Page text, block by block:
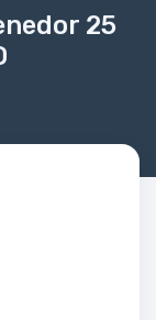
25